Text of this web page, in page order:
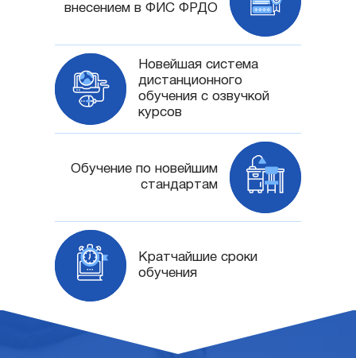
внесением в ФИС ФРДО
Новейшая система
дистанционного
обучения с озвучкой
курсов
Обучение по новейшим
стандартам
Кратчайшие сроки
обучения